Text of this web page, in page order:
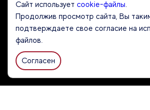
СКАЧАТЬ ПРЕЗЕНТАЦИЮ ОБ
Политика конфиденциальности
Политика обработки персональных данных
Сайт использует cookie-файлы.
Продолжив просмотр сайта, Вы
подтверждаете свое согласие на
файлов.
Согласен